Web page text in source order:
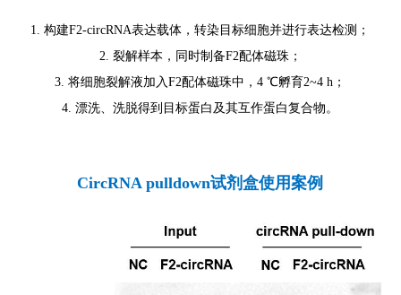
1. 构建F2-circRNA表达载体，转染目标细胞并进行表达检测；
2. 裂解样本，同时制备F2配体磁珠；
3. 将细胞裂解液加入F2配体磁珠中，4 ℃孵育2~4 h；
4. 漂洗、洗脱得到目标蛋白及其互作蛋白复合物。
CircRNA pulldown试剂盒使用案例